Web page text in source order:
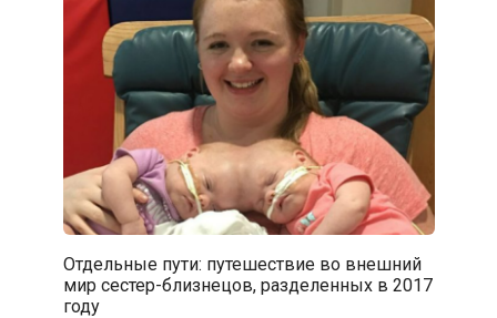
Отдельные пути: путешествие во внешний
мир сестер-близнецов, разделенных в 2017
году